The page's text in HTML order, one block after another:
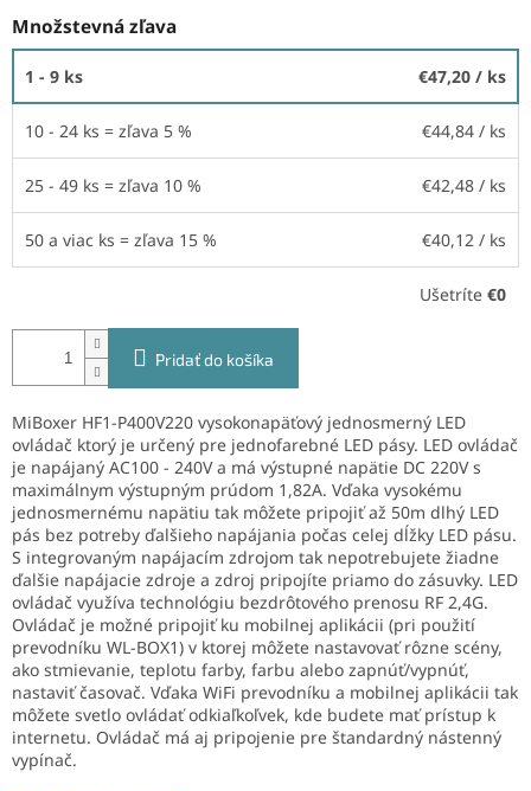
Množstevná zľava
1 - 9 ks €47,20 / ks
10 - 24 ks = zľava 5 % €44,84 / ks
25 - 49 ks = zľava 10 % €42,48 / ks
50 a viac ks = zľava 15 % €40,12 / ks
Ušetríte €0
Pridať do košíka
MiBoxer HF1-P400V220 vysokonapäťový jednosmerný LED
ovládač ktorý je určený pre jednofarebné LED pásy. LED ovládač
je napájaný AC100 - 240V a má výstupné napätie DC 220V s
maximálnym výstupným prúdom 1,82A. Vďaka vysokému
jednosmernému napätiu tak môžete pripojiť až 50m dlhý LED
pás bez potreby ďalšieho napájania počas celej dĺžky LED pásu.
S integrovaným napájacím zdrojom tak nepotrebujete žiadne
ďalšie napájacie zdroje a zdroj pripojíte priamo do zásuvky. LED
ovládač využíva technológiu bezdrôtového prenosu RF 2,4G.
Ovládač je možné pripojiť ku mobilnej aplikácii (pri použití
prevodníku WL-BOX1) v ktorej môžete nastavovať rôzne scény,
ako stmievanie, teplotu farby, farbu alebo zapnúť/vypnúť,
nastaviť časovač. Vďaka WiFi prevodníku a mobilnej aplikácii tak
môžete svetlo ovládať odkiaľkoľvek, kde budete mať prístup k
internetu. Ovládač má aj pripojenie pre štandardný nástenný
vypínač.